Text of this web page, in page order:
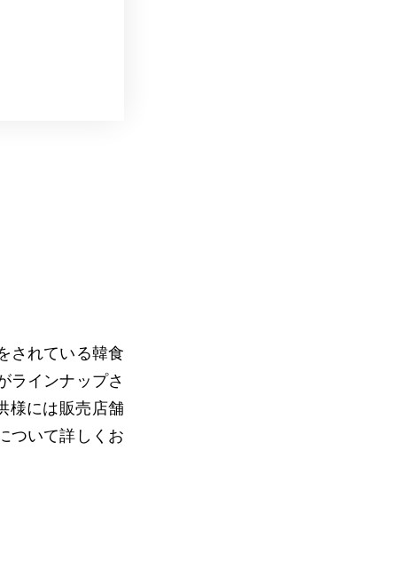
されている韓食
ラインナップさ
様には販売店舗
ついて詳しくお